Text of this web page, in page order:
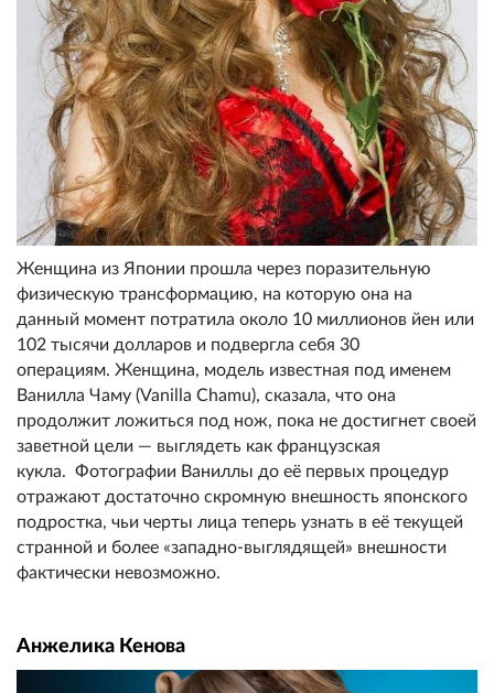
Женщина из Японии прошла через поразительную
физическую трансформацию, на которую она на
данный момент потратила около 10 миллионов йен или
102 тысячи долларов и подвергла себя 30
операциям. Женщина, модель известная под именем
Ванилла Чаму (Vanilla Chamu), сказала, что она
продолжит ложиться под нож, пока не достигнет своей
заветной цели — выглядеть как французская
кукла. Фотографии Ваниллы до её первых процедур
отражают достаточно скромную внешность японского
подростка, чьи черты лица теперь узнать в её текущей
странной и более «западно-выглядящей» внешности
фактически невозможно.
Анжелика Кенова